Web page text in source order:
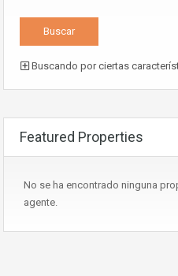
Buscando por ciertas
Featured Properties
No se ha encontrado ninguna
agente.